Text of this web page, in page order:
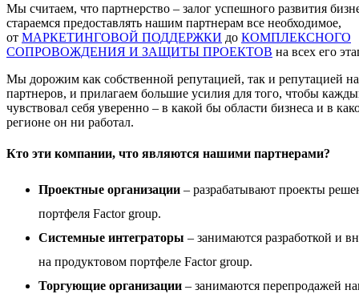
Мы считаем, что партнерство – залог успешного развития
стараемся предоставлять нашим партнерам все необходимое,
от МАРКЕТИНГОВОЙ ПОДДЕРЖКИ до КОМПЛЕКСНОГО
СОПРОВОЖДЕНИЯ И ЗАЩИТЫ ПРОЕКТОВ на всех его
Мы дорожим как собственной репутацией, так и репутацией
партнеров, и прилагаем большие усилия для того, чтобы
чувствовал себя уверенно – в какой бы области бизнеса и в
регионе он ни работал.
Кто эти компании, что являются нашими партнерами?
Проектные организации – разрабатывают проекты
портфеля Factor group.
Системные интеграторы – занимаются разработкой и
на продуктовом портфеле Factor group.
Торгующие организации – занимаются перепродажей